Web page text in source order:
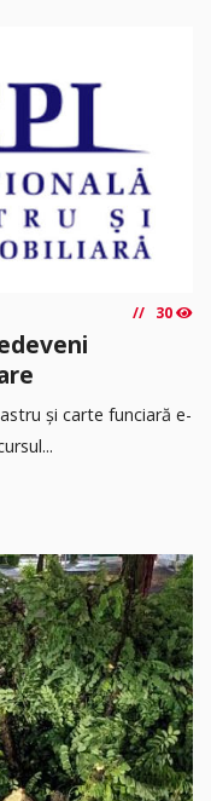
30
și carte funciară e-